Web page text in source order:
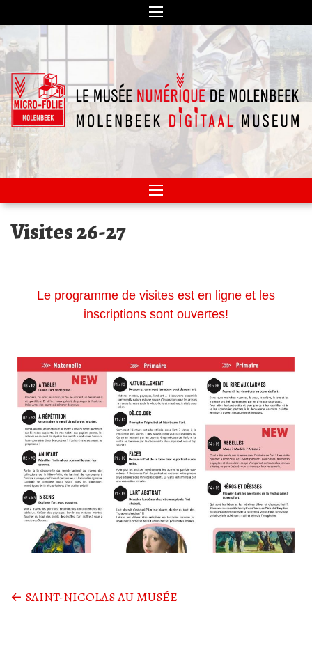
Micro-Folie MOLENBEEK
Un musée numérique – een digitaal museum
Visites 26-27
Le programme de visites est en ligne et les
inscriptions sont ouvertes!
← SAINT-NICOLAS AU MUSÉE